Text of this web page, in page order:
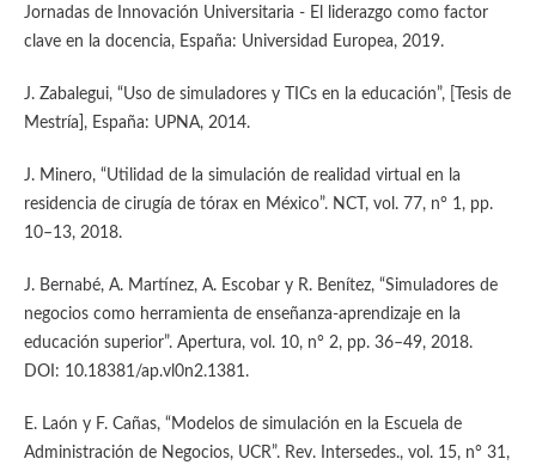
Jornadas de Innovación Universitaria - El liderazgo como factor
clave en la docencia, España: Universidad Europea, 2019.
J. Zabalegui, “Uso de simuladores y TICs en la educación”, [Tesis de
Mestría], España: UPNA, 2014.
J. Minero, “Utilidad de la simulación de realidad virtual en la
residencia de cirugía de tórax en México”. NCT, vol. 77, n° 1, pp.
10–13, 2018.
J. Bernabé, A. Martínez, A. Escobar y R. Benítez, “Simuladores de
negocios como herramienta de enseñanza-aprendizaje en la
educación superior”. Apertura, vol. 10, n° 2, pp. 36–49, 2018.
DOI: 10.18381/ap.vl0n2.1381.
E. Laón y F. Cañas, “Modelos de simulación en la Escuela de
Administración de Negocios, UCR”. Rev. Intersedes., vol. 15, n° 31,